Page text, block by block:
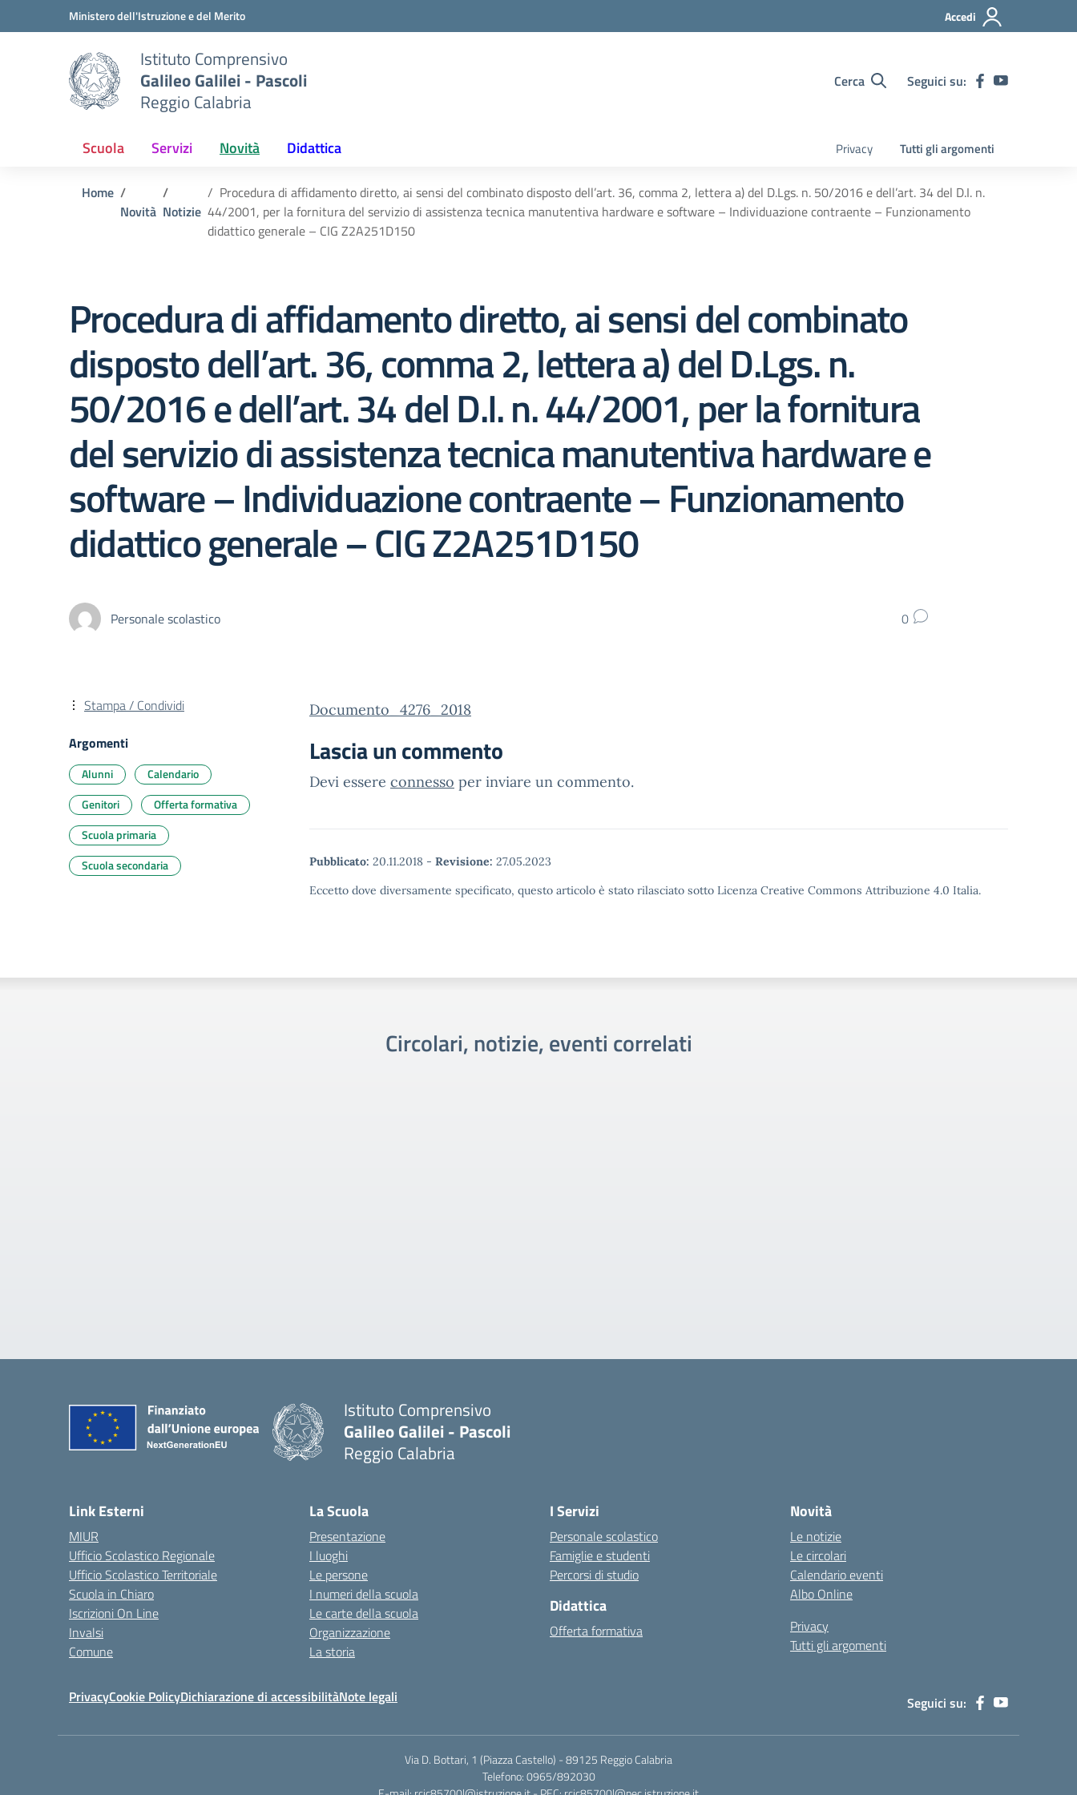
Vai ai contenuti
Vai al menu di navigazioneMinistero dell'Istruzione e del Merito Accedi
Istituto Comprensivo
Galileo Galilei - Pascoli
Reggio Calabria
Cerca Seguici su:
Scuola Servizi Novità Didattica Privacy Tutti gli argomenti
Home
Novità Notizie
Procedura di affidamento diretto, ai sensi del combinato disposto dell’art. 36, comma 2, lettera a) del D.Lgs. n. 50/2016 e dell’art. 34 del D.I. n.
44/2001, per la fornitura del servizio di assistenza tecnica manutentiva hardware e software – Individuazione contraente – Funzionamento
didattico generale – CIG Z2A251D150
Procedura di affidamento diretto, ai sensi del combinato
disposto dell’art. 36, comma 2, lettera a) del D.Lgs. n.
50/2016 e dell’art. 34 del D.I. n. 44/2001, per la fornitura
del servizio di assistenza tecnica manutentiva hardware e
software – Individuazione contraente – Funzionamento
didattico generale – CIG Z2A251D150
Personale scolastico 0
Documento_4276_2018
Lascia un commento
Devi essere connesso per inviare un commento.
Pubblicato: 20.11.2018 - Revisione: 27.05.2023
Eccetto dove diversamente specificato, questo articolo è stato rilasciato sotto Licenza Creative Commons Attribuzione 4.0 Italia.
Stampa / Condividi
Argomenti
Alunni
Calendario
Genitori
Offerta formativa
Scuola primaria
Scuola secondaria
Circolari, notizie, eventi correlati
Istituto Comprensivo
Galileo Galilei - Pascoli
Reggio Calabria
Link Esterni
MIUR
Ufficio Scolastico Regionale
Ufficio Scolastico Territoriale
Scuola in Chiaro
Iscrizioni On Line
Invalsi
Comune
La Scuola
Presentazione
I luoghi
Le persone
I numeri della scuola
Le carte della scuola
Organizzazione
La storia
I Servizi
Personale scolastico
Famiglie e studenti
Percorsi di studio
Didattica
Offerta formativa
Novità
Le notizie
Le circolari
Calendario eventi
Albo Online
Privacy
Tutti gli argomenti
PrivacyCookie PolicyDichiarazione di accessibilitàNote legali Seguici su:
Via D. Bottari, 1 (Piazza Castello) - 89125 Reggio Calabria
Telefono: 0965/892030